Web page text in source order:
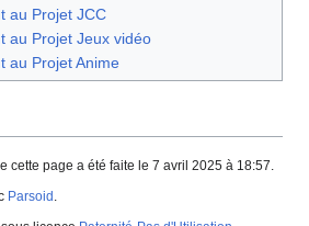
au Projet JCC
au Projet Jeux vidéo
au Projet Anime
cette page a été faite le 7 avril 2025 à 18:57.
Parsoid